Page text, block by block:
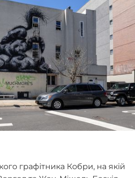
графітника Кобри, на якій